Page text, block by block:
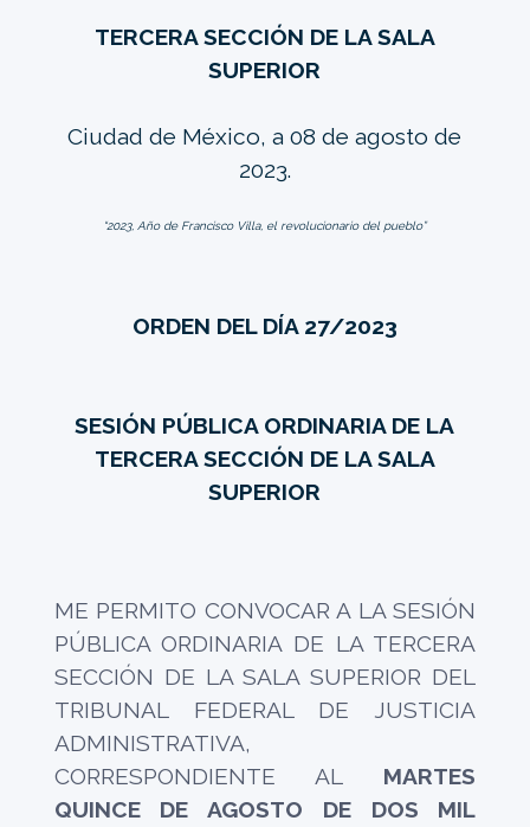
TERCERA SECCIÓN DE LA SALA
SUPERIOR
Ciudad de México, a 08 de agosto de
2023.
“2023, Año de Francisco Villa, el revolucionario del pueblo”
ORDEN DEL DÍA 27/2023
SESIÓN PÚBLICA ORDINARIA DE LA
TERCERA SECCIÓN DE LA SALA
SUPERIOR
ME PERMITO CONVOCAR A LA SESIÓN
PÚBLICA ORDINARIA DE LA TERCERA
SECCIÓN DE LA SALA SUPERIOR DEL
TRIBUNAL FEDERAL DE JUSTICIA
ADMINISTRATIVA,
CORRESPONDIENTE AL MARTES
QUINCE DE AGOSTO DE DOS MIL